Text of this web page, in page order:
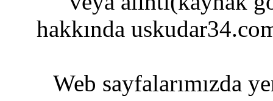
hakkında
Web sayfalarımızda